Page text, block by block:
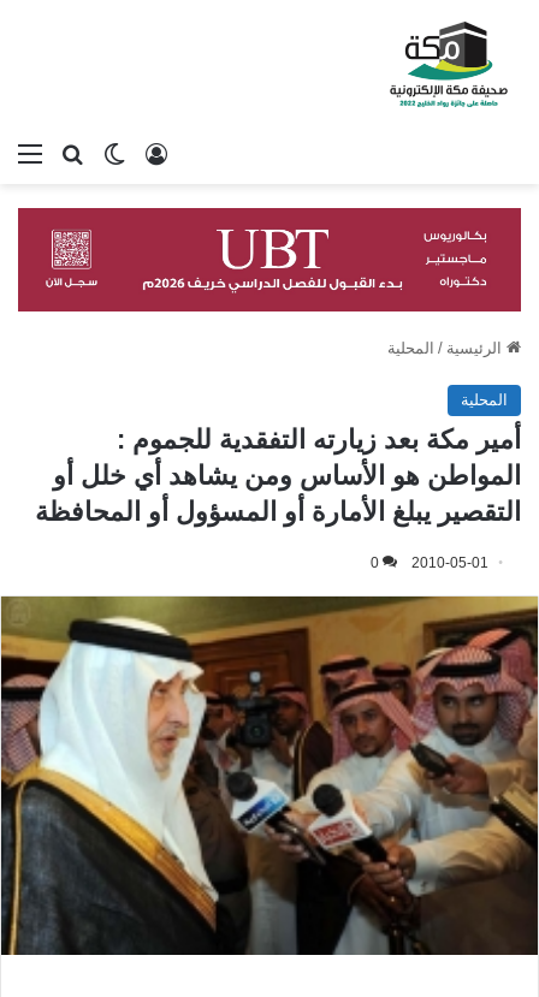
بحثالوضع
تسجيل الدخول
الرئيسية / المحلية
المحلية
أمير مكة بعد زيارته التفقدية للجموم :
المواطن هو الأساس ومن يشاهد أي خلل أو
التقصير يبلغ الأمارة أو المسؤول أو المحافظة
2010-05-01
0